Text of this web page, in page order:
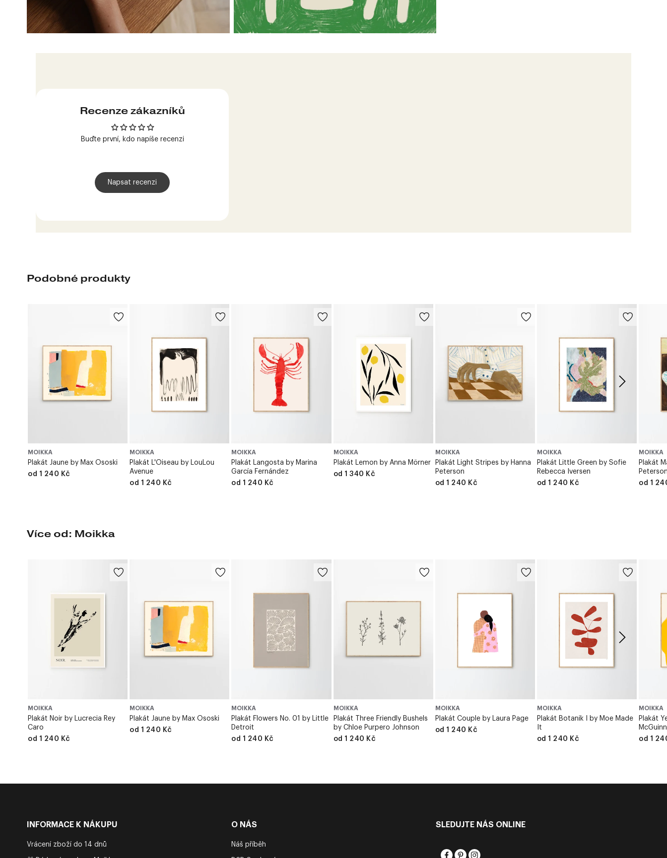
Recenze zákazníků
Buďte první, kdo napíše recenzi
Napsat recenzi
Podobné produkty
MOIKKA
Plakát Jaune by Max Ososki
od 1 240 Kč
MOIKKA
Plakát L'Oiseau by LouLou
Avenue
od 1 240 Kč
MOIKKA
Plakát Langosta by Marina
García Fernández
od 1 240 Kč
MOIKKA
Plakát Lemon by Anna Mörner
od 1 340 Kč
MOIKKA
Plakát Light Stripes by Hanna
Peterson
od 1 240 Kč
MOIKKA
Plakát Little Green by Sofie
Rebecca Iversen
od 1 240 Kč
MOIKKA
Plakát
od 1
Více od: Moikka
MOIKKA
Plakát Noir by Lucrecia Rey
Caro
od 1 240 Kč
MOIKKA
Plakát Jaune by Max Ososki
od 1 240 Kč
MOIKKA
Plakát Flowers No. 01 by Little
Detroit
od 1 240 Kč
MOIKKA
Plakát Three Friendly Bushels
by Chloe Purpero Johnson
od 1 240 Kč
MOIKKA
Plakát Couple by Laura Page
od 1 240 Kč
MOIKKA
Plakát Botanik I by Moe Made
It
od 1 240 Kč
MOIKKA
Plakát
od 1
INFORMACE K NÁKUPU
Vrácení zboží do 14 dnů
O NÁS
Náš příběh
SLEDUJTE NÁS ONLINE